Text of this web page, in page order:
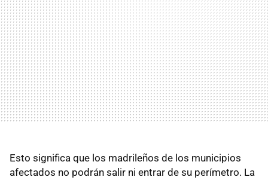
Esto significa que los madrileños de los municipios
afectados no podrán salir ni entrar de su perímetro. La